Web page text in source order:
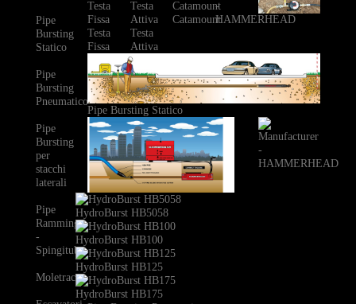
Pipe
Bursting
Statico
Pipe
Bursting
Pneumatico
Pipe
Bursting
per
stacchi
laterali
Pipe
Ramming
-
Spingitubo
Moletrac
Testa
Fissa
Testa
Attiva
Catamount
Pipe Bursting Statico
HydroBurst HB5058
HydroBurst HB100
HydroBurst HB125
HydroBurst HB175